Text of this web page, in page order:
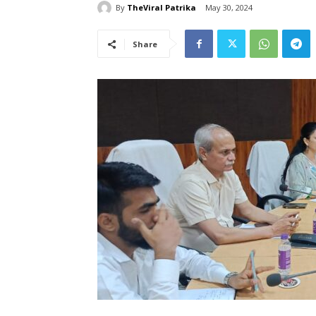
By TheViral Patrika May 30, 2024
Share